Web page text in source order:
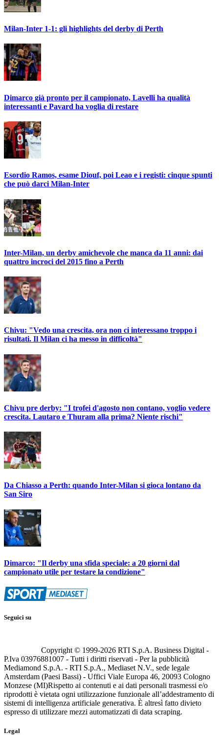
Milan-Inter 1-1: gli highlights del derby di Perth
Dimarco già pronto per il campionato, Lavelli ha qualità
interessanti e Pavard ha voglia di restare
Esordio Ramos, esame Diouf, poi Leao e i registi: cinque spunti
che può darci Milan-Inter
Inter-Milan, un derby amichevole che manca da 11 anni: dai
quattro incroci del 2015 fino a Perth
Chivu: "Vedo una crescita, ora non ci interessano troppo i
risultati. Il Milan ci ha messo in difficoltà"
Chivu pre derby: "I trofei d'agosto non contano, voglio vedere
crescita. Lautaro e Thuram alla prima? Niente rischi"
Da Chiasso a Perth: quando Inter-Milan si gioca lontano da
San Siro
Dimarco: "Il derby una sfida speciale: a 20 giorni dal
campionato utile per testare la condizione"
Seguici su
Copyright © 1999-2026 RTI S.p.A. Business Digital -
P.Iva 03976881007 - Tutti i diritti riservati - Per la pubblicità
Mediamond S.p.A. - RTI S.p.A., Mediaset N.V., sede legale
Amsterdam (Paesi Bassi) - Uffici Viale Europa 46, 20093 Cologno
Monzese (MI)Rispetto ai contenuti e ai dati personali trasmessi e/o
riprodotti è vietata ogni utilizzazione funzionale all’addestramento di
sistemi di intelligenza artificiale generativa. È altresì fatto divieto
espresso di utilizzare mezzi automatizzati di data scraping.
Legal